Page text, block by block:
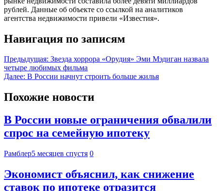
рублей. Данные об объекте со ссылкой на аналитиков
агентства недвижимости привели «Известия».
Навигация по записям
Предыдущая: Звезда хоррора «Орудия» Эми Мэдиган назвала
четыре любимых фильма
Далее: В России начнут строить больше жилья
Похожие новости
В России новые ограничения обвалили
спрос на семейную ипотеку
Рамблер5 месяцев спустя 0
Экономист объяснил, как снижение
ставок по ипотеке отразится